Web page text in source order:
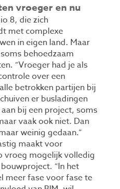
vroeger en nu
8, die zich
met complexe
in eigen land. Maar
behoedzaam
“Vroeger had je als
over een
betrokken partijen bij
er busladingen
bij een project, soms
vaak ook niet. Dan
weinig gedaan.”
maakt voor
vroeg mogelijk volledig
“In het
meer fase voor fase te